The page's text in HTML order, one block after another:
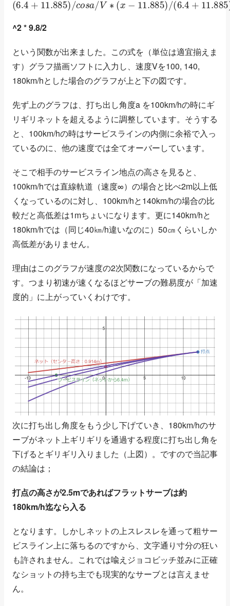
^2 * 9.8/2
という関数が出来ました。この式を（単位は適宜揃えま
す）グラフ描画ソフトに入力し、速度Vを100, 140,
180km/hとした場合のグラフが上と下の図です。
先ず上のグラフは、打ち出し角度a を100km/hの時にギ
リギリネットを超えるように調整しています。そうする
と、100km/hの時はサービスラインの内側に余裕で入っ
ているのに、他の速度では全てオーバーしています。
そこで相手のサービスライン地点の高さを見ると、
100km/hでは直線軌道（速度∞）の場合と比べ2m以上低
くなっているのに対し、100km/hと140km/hの場合の比
較だと高低差は1mちょいになります。更に140km/hと
180km/hでは（同じ40㎞/h違いなのに）50㎝くらいしか
高低差がありません。
理由はこのグラフが速度の2次関数になっているからで
す。つまり初速が速くなるほどサーブの難易度が「加速
度的」に上がっていくわけです。
次に打ち出し角度をもう少し下げていき、180km/hのサ
ーブがネット上ギリギリを通過する程度に打ち出し角を
下げるとギリギリ入りました（上図）。ですので当記事
の結論は；
打点の高さが2.5mであればフラットサーブは約
180km/h迄なら入る
となります。しかしネットの上スレスレを通って粗サー
ビスライン上に落ちるのですから、文字通り寸分の狂い
も許されません。これでは喩えジョコビッチ並みに正確
なショットの持ち主でも現実的なサーブとは言えませ
ん。